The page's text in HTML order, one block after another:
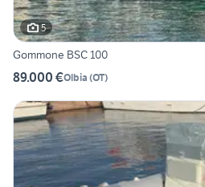
5
Gommone BSC 100
89.000 €Olbia (OT)